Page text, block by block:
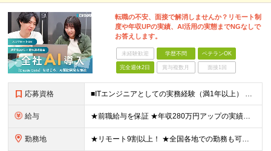
転職の不安、面接で解消しませんか？リモート制
度や年収UPの実績、AI活用の実態までNGなしで
お答えします。
未経験歓迎 学歴不問 ベテランOK
完全週休2日 賞与複数月 面接1回
応募資格 ■ITエンジニアとしての実務経験（満1年以上） ■学歴不問 ★年収を上げたい ★フルリモートで働きたい ★上流工程に携わりたい ★自社サービスをつくってみたい など これまでの経験を活かして環境を変
給与 ★前職給与を保証 ★年収280万円アップの実績あり ★想定年収：489万6,000円～979万2,000円 ※案件単価により上振れあり ■月給40万8,000円～81万6,000円 ※経験・能力に合
勤務地 ★リモート9割以上！ ★全国各地での勤務も可！地方在住の方も大歓迎です◎ ■各プロジェクト先にて勤務 ※プロジェクトは本人の希望を考慮し相談の上で決定 ※転居を伴う転勤なし 【本社】 東京都品川区